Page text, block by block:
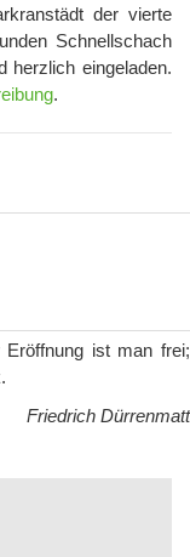
der vierte
Schnellschach
herzlich eingeladen.
.
ist man frei;
Friedrich Dürrenmatt